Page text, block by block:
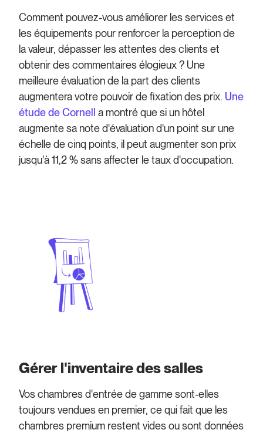
Comment pouvez-vous améliorer les services et
les équipements pour renforcer la perception de
la valeur, dépasser les attentes des clients et
obtenir des commentaires élogieux ? Une
meilleure évaluation de la part des clients
augmentera votre pouvoir de fixation des prix. Une
étude de Cornell a montré que si un hôtel
augmente sa note d'évaluation d'un point sur une
échelle de cinq points, il peut augmenter son prix
jusqu'à 11,2 % sans affecter le taux d'occupation.
Gérer l'inventaire des salles
Vos chambres d'entrée de gamme sont-elles
toujours vendues en premier, ce qui fait que les
chambres premium restent vides ou sont données